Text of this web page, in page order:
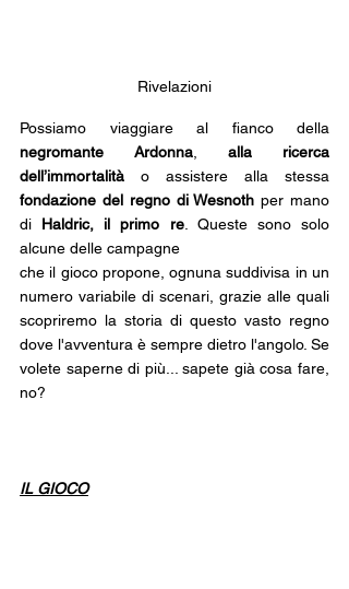
Rivelazioni
negromante Ardonna
alla ricerca
dell’immortalità
fondazione del regno di Wesnoth per mano
di Haldric, il primo re. Queste sono solo
alcune delle campagne
che il gioco propone, ognuna suddivisa in un
numero variabile di scenari, grazie alle quali
scopriremo la storia di questo vasto regno
dove l'avventura è sempre dietro l'angolo. Se
volete saperne di più... sapete già cosa fare,
no?
IL GIOCO